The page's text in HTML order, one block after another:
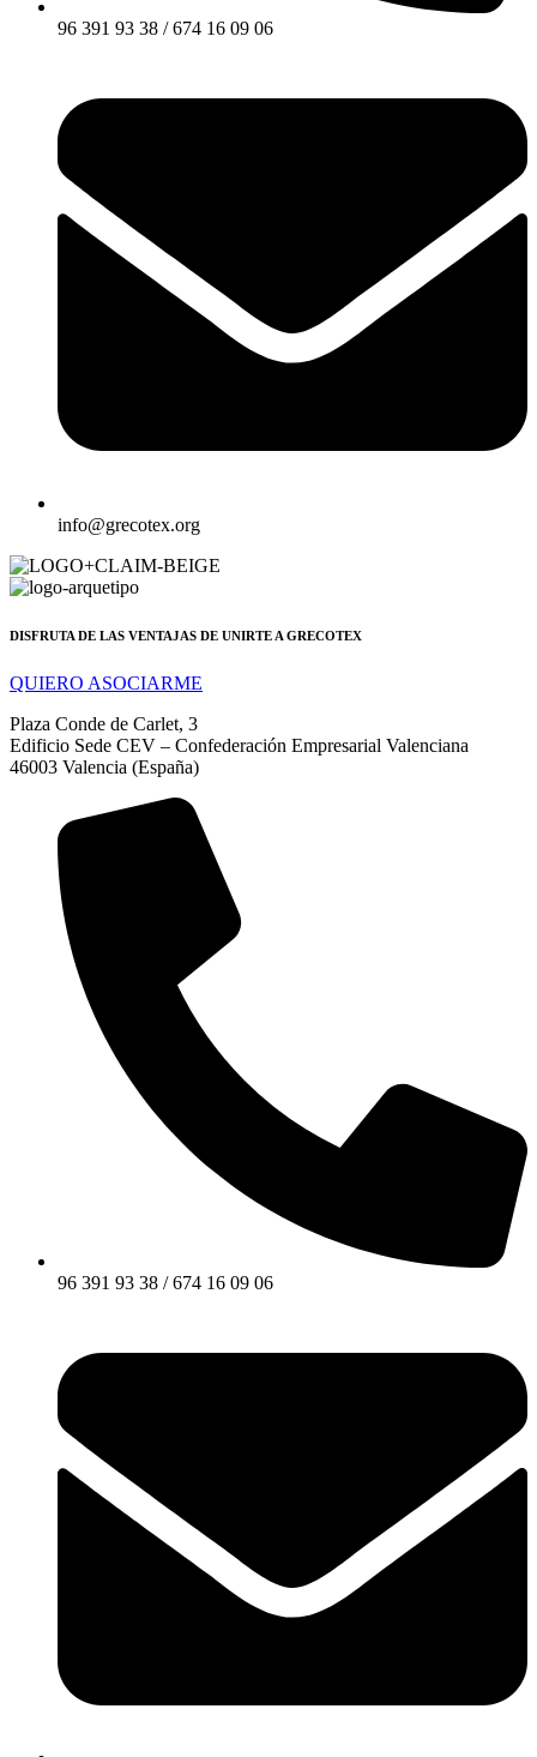
96 391 93 38 / 674 16 09 06
info@grecotex.org
DISFRUTA DE LAS VENTAJAS DE UNIRTE A GRECOTEX
QUIERO ASOCIARME
Plaza Conde de Carlet, 3
Edificio Sede CEV – Confederación Empresarial Valenciana
46003 Valencia (España)
96 391 93 38 / 674 16 09 06